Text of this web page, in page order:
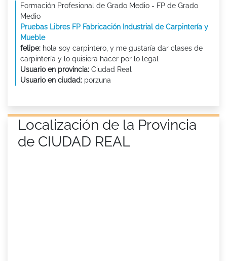
Formación Profesional de Grado Medio - FP de Grado
Medio
Pruebas Libres FP Fabricación Industrial de Carpintería y
Mueble
felipe: hola soy carpintero, y me gustaría dar clases de
carpintería y lo quisiera hacer por lo legal
Usuario en provincia: Ciudad Real
Usuario en ciudad: porzuna
Localización de la Provincia
de CIUDAD REAL